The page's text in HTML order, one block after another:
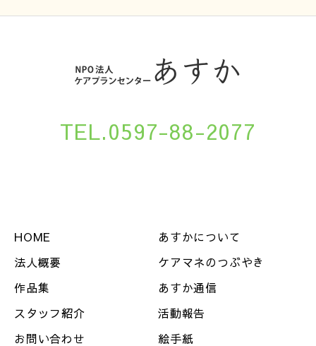
TEL.0597-88-2077
HOME
あすかについて
法人概要
ケアマネのつぶやき
作品集
あすか通信
スタッフ紹介
活動報告
お問い合わせ
絵手紙